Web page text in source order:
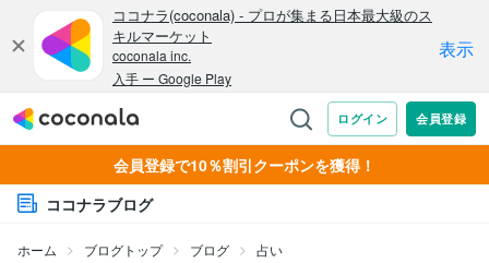
会員登録で10％割引クーポンを獲得！
ココナラブログ
ホーム ブログトップ ブログ 占い